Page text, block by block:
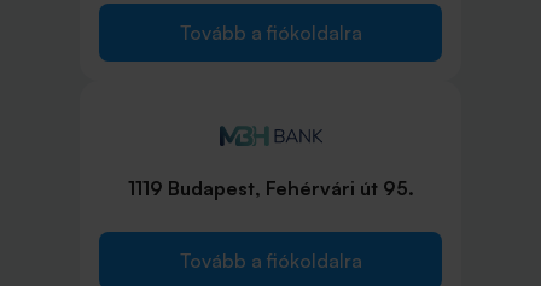
Tovább a fiókoldalra
1119 Budapest, Fehérvári út 95.
Tovább a fiókoldalra